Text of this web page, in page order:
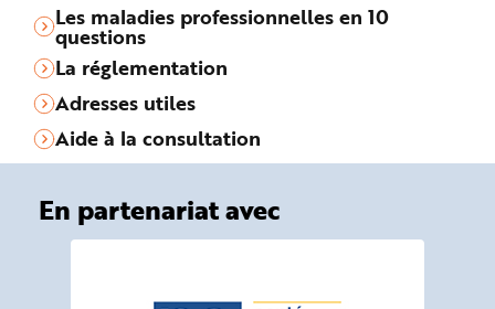
Les maladies professionnelles en 10
questions
La réglementation
Adresses utiles
Aide à la consultation
En partenariat avec